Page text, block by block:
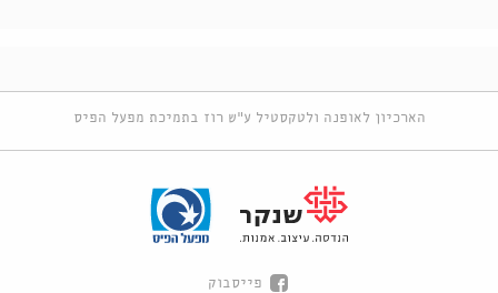
הארכיון לאופנה ולטקסטיל ע"ש רוז בתמיכת מפעל הפיס
פייסבוק